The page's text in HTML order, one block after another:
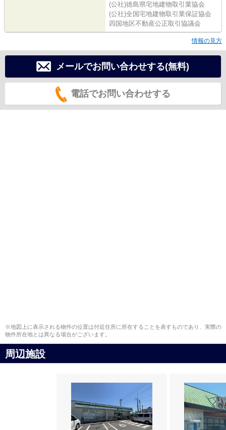
(公社)徳島県宅地建物取引業協会
(公社)全国宅地建物取引業保証協会
四国地区不動産公正取引協議会
情報の見方
メールでお問い合わせする(無料)
電話でお問い合わせする
※地図上に表示される物件の位置は付近住所に所在することを表すものであり、実際の
物件所在地とは異なる場合がございます。
周辺施設